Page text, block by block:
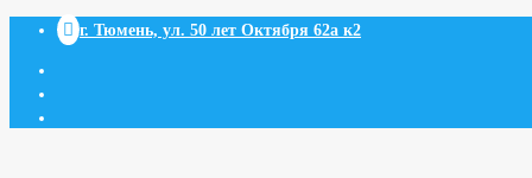
 г. Тюмень, ул. 50 лет Октября 62а к2